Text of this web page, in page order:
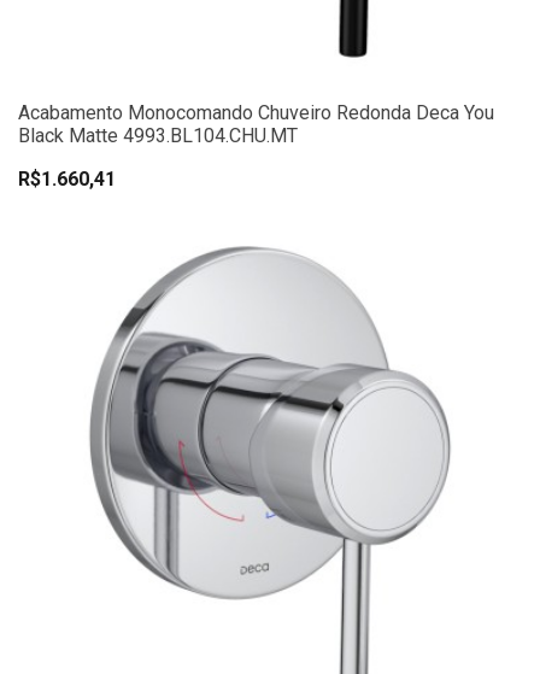
Acabamento Monocomando Chuveiro Redonda Deca You
Black Matte 4993.BL104.CHU.MT
R$1.660,41